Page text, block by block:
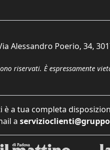
Alessandro Poerio, 34,
riservati. È espressamente
a tua completa
a